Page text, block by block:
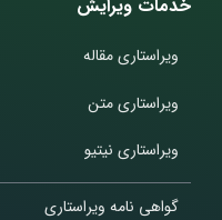
خدمات ویرایش
ویراستاری مقاله
ویراستاری متن
ویراستاری نیتیو
گواهی نامه ویراستاری